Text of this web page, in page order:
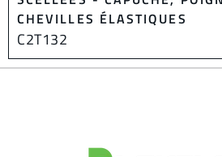
CHEVILLES ÉLASTIQUES
C2T132